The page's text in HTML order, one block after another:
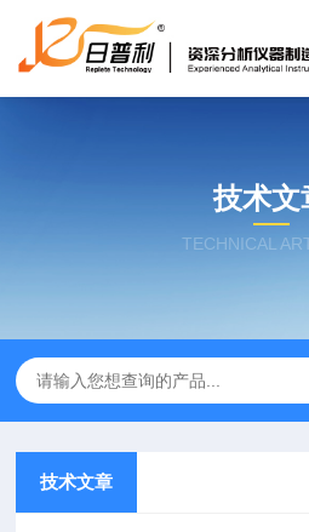
技术文
TECHNICAL
技术文章